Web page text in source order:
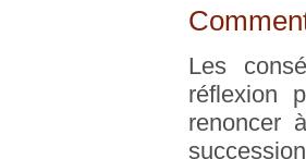
Les
réflexion
renoncer